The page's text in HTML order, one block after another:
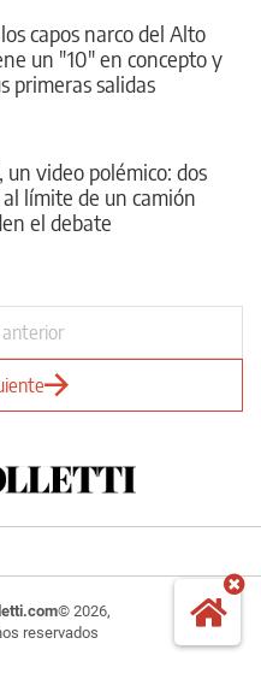
capos narco del Alto
un "10" en concepto y
primeras salidas
un video polémico: dos
al límite de un camión
el debate
© 2026,
reservados